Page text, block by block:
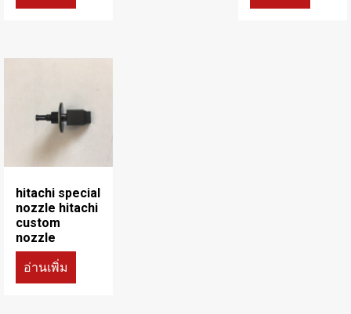
hitachi special
nozzle hitachi
custom
nozzle
อ่านเพิ่ม